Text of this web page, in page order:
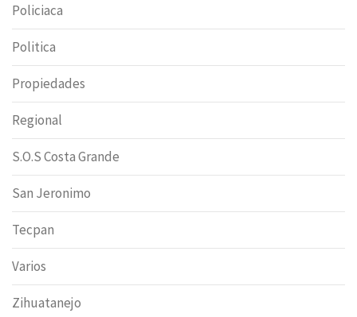
Policiaca
Politica
Propiedades
Regional
S.O.S Costa Grande
San Jeronimo
Tecpan
Varios
Zihuatanejo